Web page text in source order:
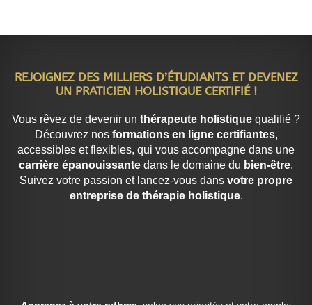
REJOIGNEZ DES MILLIERS D’ÉTUDIANTS ET DEVENEZ
UN PRATICIEN HOLISTIQUE CERTIFIÉ !
Vous rêvez de devenir un thérapeute holistique qualifié ?
Découvrez nos formations en ligne certifiantes,
accessibles et flexibles, qui vous accompagne dans une
carrière épanouissante dans le domaine du bien-être.
Suivez votre passion et lancez-vous dans votre propre
entreprise de thérapie holistique.